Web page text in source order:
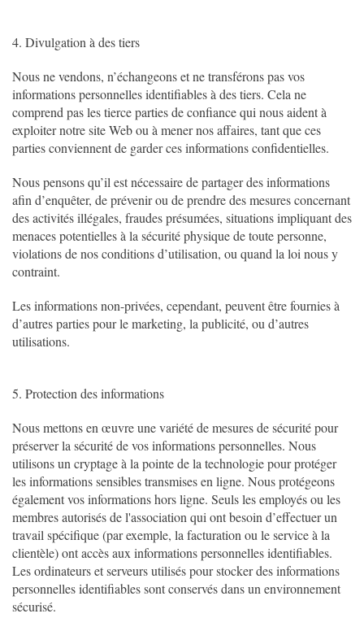
4. Divulgation à des tiers
Nous ne vendons, n’échangeons et ne transférons pas vos
informations personnelles identifiables à des tiers. Cela ne
comprend pas les tierce parties de confiance qui nous aident à
exploiter notre site Web ou à mener nos affaires, tant que ces
parties conviennent de garder ces informations confidentielles.
Nous pensons qu’il est nécessaire de partager des informations
afin d’enquêter, de prévenir ou de prendre des mesures concernant
des activités illégales, fraudes présumées, situations impliquant des
menaces potentielles à la sécurité physique de toute personne,
violations de nos conditions d’utilisation, ou quand la loi nous y
contraint.
Les informations non-privées, cependant, peuvent être fournies à
d’autres parties pour le marketing, la publicité, ou d’autres
utilisations.
5. Protection des informations
Nous mettons en œuvre une variété de mesures de sécurité pour
préserver la sécurité de vos informations personnelles. Nous
utilisons un cryptage à la pointe de la technologie pour protéger
les informations sensibles transmises en ligne. Nous protégeons
également vos informations hors ligne. Seuls les employés ou les
membres autorisés de l'association qui ont besoin d’effectuer un
travail spécifique (par exemple, la facturation ou le service à la
clientèle) ont accès aux informations personnelles identifiables.
Les ordinateurs et serveurs utilisés pour stocker des informations
personnelles identifiables sont conservés dans un environnement
sécurisé.